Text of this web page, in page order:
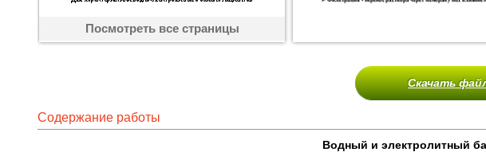
Посмотреть все страницы
Скачать
Содержание работы
Водный и электролитный